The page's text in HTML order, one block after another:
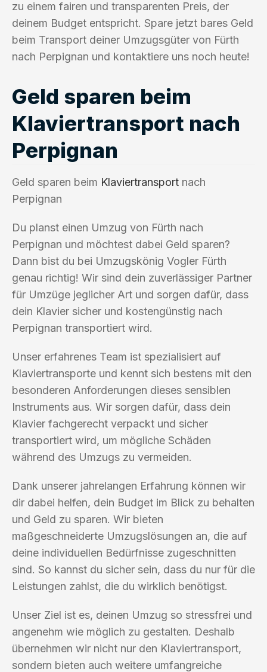
zu einem fairen und transparenten Preis, der
deinem Budget entspricht. Spare jetzt bares Geld
beim Transport deiner Umzugsgüter von Fürth
nach Perpignan und kontaktiere uns noch heute!
Geld sparen beim
Klaviertransport nach
Perpignan
Geld sparen beim Klaviertransport nach
Perpignan
Du planst einen Umzug von Fürth nach
Perpignan und möchtest dabei Geld sparen?
Dann bist du bei Umzugskönig Vogler Fürth
genau richtig! Wir sind dein zuverlässiger Partner
für Umzüge jeglicher Art und sorgen dafür, dass
dein Klavier sicher und kostengünstig nach
Perpignan transportiert wird.
Unser erfahrenes Team ist spezialisiert auf
Klaviertransporte und kennt sich bestens mit den
besonderen Anforderungen dieses sensiblen
Instruments aus. Wir sorgen dafür, dass dein
Klavier fachgerecht verpackt und sicher
transportiert wird, um mögliche Schäden
während des Umzugs zu vermeiden.
Dank unserer jahrelangen Erfahrung können wir
dir dabei helfen, dein Budget im Blick zu behalten
und Geld zu sparen. Wir bieten
maßgeschneiderte Umzugslösungen an, die auf
deine individuellen Bedürfnisse zugeschnitten
sind. So kannst du sicher sein, dass du nur für die
Leistungen zahlst, die du wirklich benötigst.
Unser Ziel ist es, deinen Umzug so stressfrei und
angenehm wie möglich zu gestalten. Deshalb
übernehmen wir nicht nur den Klaviertransport,
sondern bieten auch weitere umfangreiche